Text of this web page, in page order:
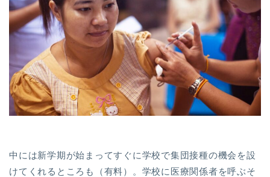
中には新学期が始まってすぐに学校で集団接種の機会を設
けてくれるところも（有料）。学校に医療関係者を呼ぶそ